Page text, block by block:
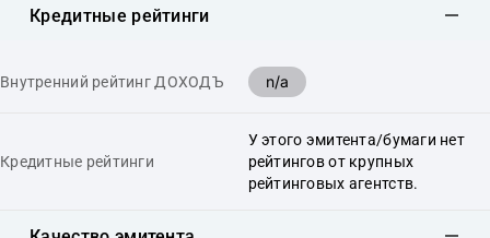
Кредитные рейтинги
Внутренний рейтинг ДОХОДЪ n/a
Кредитные рейтинги
У этого эмитента/бумаги нет
рейтингов от крупных
рейтинговых агентств.